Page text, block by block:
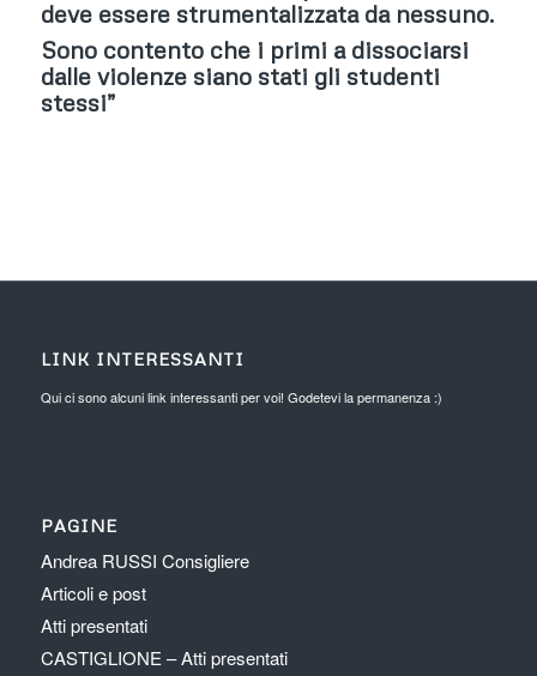
deve essere strumentalizzata da nessuno.
Sono contento che i primi a dissociarsi
dalle violenze siano stati gli studenti
stessi”
LINK INTERESSANTI
Qui ci sono alcuni link interessanti per voi! Godetevi la permanenza :)
PAGINE
Andrea RUSSI Consigliere
Articoli e post
Atti presentati
CASTIGLIONE – Atti presentati